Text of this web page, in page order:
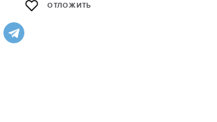
ОТЛОЖИТЬ